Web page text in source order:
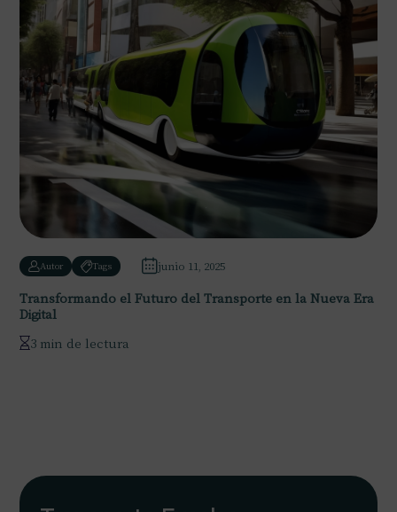
Autor Tags junio 11, 2025
Transformando el Futuro del Transporte en la Nueva Era
Digital
3 min de lectura